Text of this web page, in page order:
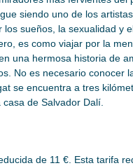
siendo uno de los
sueños, la sexualidad y
es como viajar por la
una hermosa historia de
No es necesario conocer
se encuentra a tres
de Salvador Dalí.
de 11 €. Esta tarifa